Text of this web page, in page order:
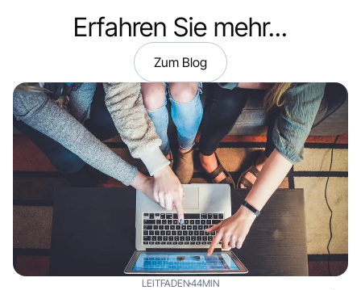
Erfahren Sie mehr...
Zum Blog
LEITFADEN44MIN